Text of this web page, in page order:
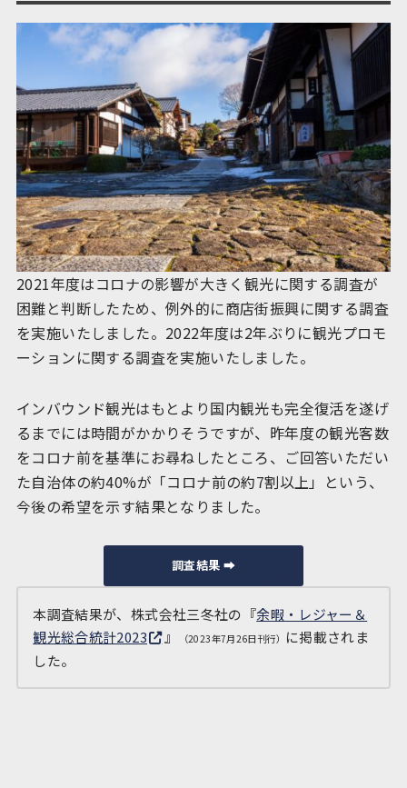
2021年度はコロナの影響が大きく観光に関する調査が
困難と判断したため、例外的に商店街振興に関する調査
を実施いたしました。2022年度は2年ぶりに観光プロモ
ーションに関する調査を実施いたしました。
インバウンド観光はもとより国内観光も完全復活を遂げ
るまでには時間がかかりそうですが、昨年度の観光客数
をコロナ前を基準にお尋ねしたところ、ご回答いただい
た自治体の約40%が「コロナ前の約7割以上」という、
今後の希望を示す結果となりました。
調査結果 ➡︎
本調査結果が、株式会社三冬社の『余暇・レジャー＆
観光総合統計2023
』 （2023年7月26日刊行） に掲載されま
した。